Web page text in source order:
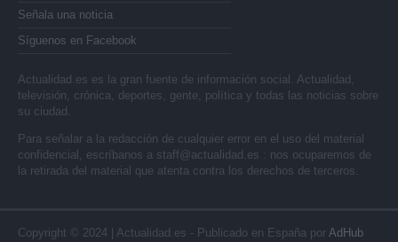
Señala una noticia
Síguenos en Facebook
Actualidad.es es la gran fuente de información social. Actualidad,
televisión, crónica, deportes, gente, política y todas las noticias sobre
su ciudad.
Para señalar a la redacción de cualquier error en el uso del material
confidencial, escríbanos a staff@actualidad.es : nos ocuparemos de
la retirada del material que atenta contra los derechos de terceros.
Copyright © 2024 | Actualidad.es - Publicado en España por AdHub